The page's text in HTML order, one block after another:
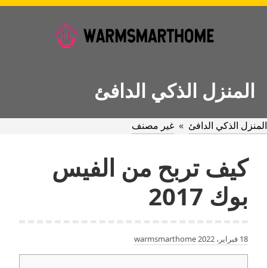
Skip
المنزل الذكي الدافئ
المنزل الذكي الدافئ » غير مصنف
كيف تربح من الفيس
بوك 2017
18 فبراير، 2022 warmsmarthome